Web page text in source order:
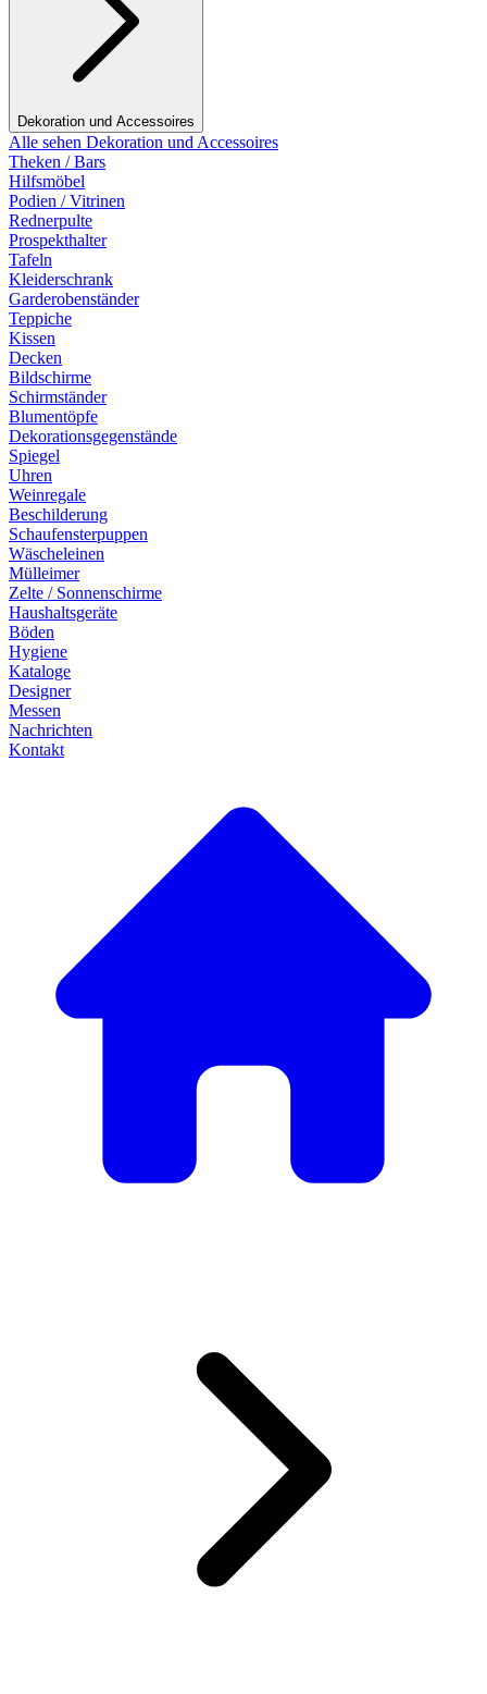
Dekoration und Accessoires
Alle sehen Dekoration und Accessoires
Theken / Bars
Hilfsmöbel
Podien / Vitrinen
Rednerpulte
Prospekthalter
Tafeln
Kleiderschrank
Garderobenständer
Teppiche
Kissen
Decken
Bildschirme
Schirmständer
Blumentöpfe
Dekorationsgegenstände
Spiegel
Uhren
Weinregale
Beschilderung
Schaufensterpuppen
Wäscheleinen
Mülleimer
Zelte / Sonnenschirme
Haushaltsgeräte
Böden
Hygiene
Kataloge
Designer
Messen
Nachrichten
Kontakt